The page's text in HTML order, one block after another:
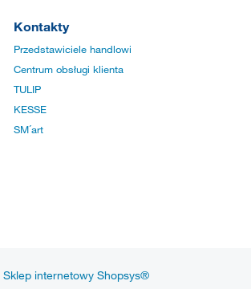
Kontakty
Przedstawiciele handlowi
Centrum obsługi klienta
TULIP
KESSE
SM´art
Sklep internetowy Shopsys®